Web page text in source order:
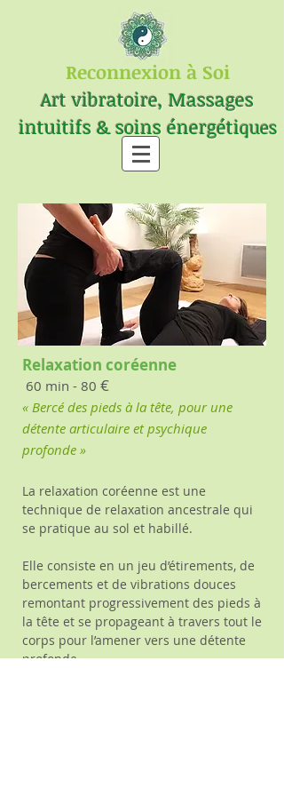
Reconnexion à Soi
Art vibratoire, Massages
intuitifs & soins énergétiques
​Relaxation coréenne
60 min - 80 ​ €
« Bercé des pieds à la tête, pour une
détente articulaire et psychique
profonde »
La relaxation coréenne est une
technique de relaxation ancestrale qui
se pratique au sol et habillé.
Elle consiste en un jeu d’étirements, de
bercements et de vibrations douces
remontant progressivement des pieds à
la tête et se propageant à travers tout le
corps pour l’amener vers une détente
profonde.